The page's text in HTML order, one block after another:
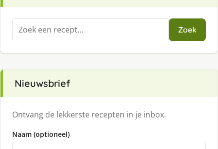
Zoeken
naar:
Zoek
Nieuwsbrief
Ontvang de lekkerste recepten in je inbox.
Naam (optioneel)